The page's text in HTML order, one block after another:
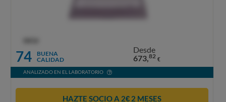
74
BUENA
CALIDAD
Desde
673,82 €
ANALIZADO EN EL LABORATORIO
HAZTE SOCIO A 2€ 2 MESES